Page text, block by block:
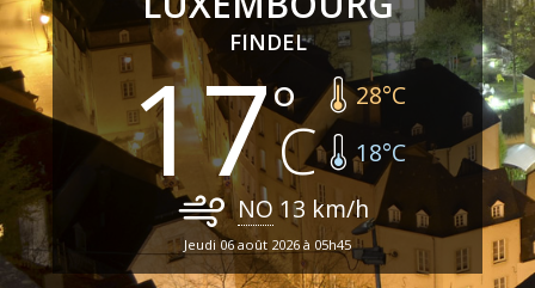
FINDEL
17 28°C
18°C
NO 13 km/h
Jeudi 06 août 2026 à 05h45